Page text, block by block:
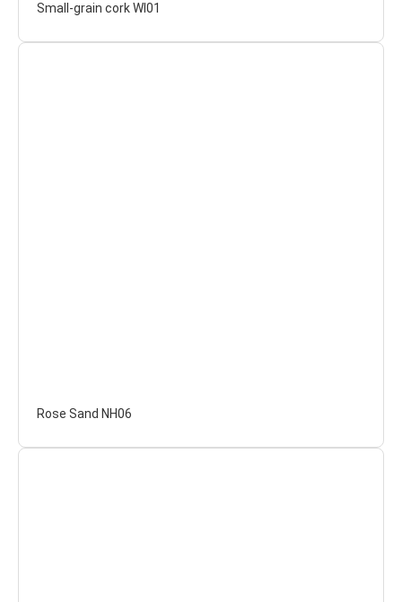
Small-grain cork WI01
Rose Sand NH06